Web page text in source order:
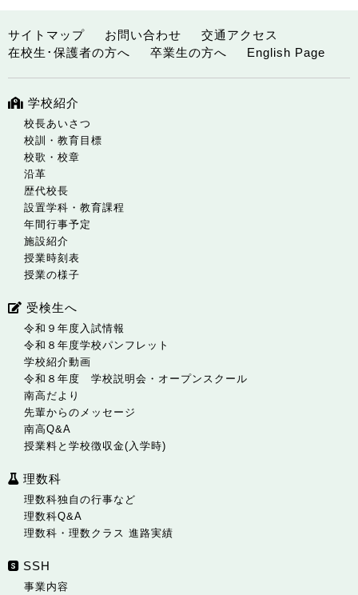
サイトマップ お問い合わせ
交通アクセス
在校生･保護者の方へ
卒業生の方へ English Page
学校紹介
校長あいさつ
校訓・教育目標
校歌・校章
沿革
歴代校長
設置学科・教育課程
年間行事予定
施設紹介
授業時刻表
授業の様子
受検生へ
令和９年度入試情報
令和８年度学校パンフレット
学校紹介動画
令和８年度 学校説明会・オープンスクール
南高だより
先輩からのメッセージ
南高Q&A
授業料と学校徴収金(入学時)
理数科
理数科独自の行事など
理数科Q&A
理数科・理数クラス 進路実績
SSH
事業内容